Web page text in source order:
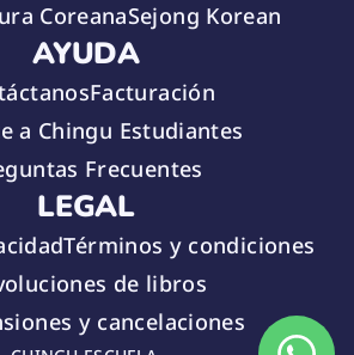
CoreanaSejong Korean
AYUDA
Facturación
a Chingu Estudiantes
Frecuentes
LEGAL
Términos y condiciones
de libros
y cancelaciones